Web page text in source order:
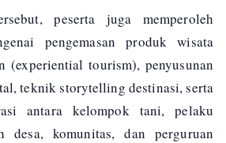
peserta juga memperoleh
pengemasan produk wisata
(experiential tourism), penyusunan
teknik storytelling destinasi, serta
antara kelompok tani, pelaku
desa, komunitas, dan perguruan